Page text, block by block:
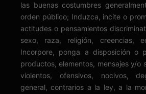
las buenas costumbres
orden público; Induzca, incite o
actitudes o pensamientos
sexo, raza, religión, creencias,
Incorpore, ponga a disposición o
productos, elementos, mensajes y/o
violentos, ofensivos, nocivos,
general, contrarios a la ley, a la